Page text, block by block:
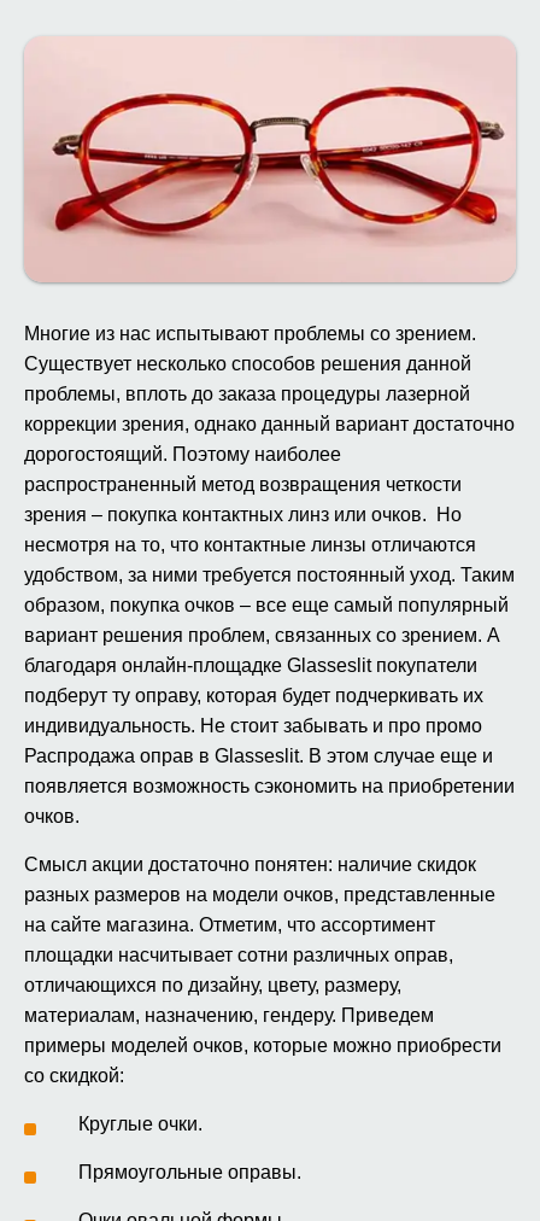
Многие из нас испытывают проблемы со зрением.
Существует несколько способов решения данной
проблемы, вплоть до заказа процедуры лазерной
коррекции зрения, однако данный вариант достаточно
дорогостоящий. Поэтому наиболее
распространенный метод возвращения четкости
зрения – покупка контактных линз или очков. Но
несмотря на то, что контактные линзы отличаются
удобством, за ними требуется постоянный уход. Таким
образом, покупка очков – все еще самый популярный
вариант решения проблем, связанных со зрением. А
благодаря онлайн-площадке Glasseslit покупатели
подберут ту оправу, которая будет подчеркивать их
индивидуальность. Не стоит забывать и про промо
Распродажа оправ в Glasseslit. В этом случае еще и
появляется возможность сэкономить на приобретении
очков.
Смысл акции достаточно понятен: наличие скидок
разных размеров на модели очков, представленные
на сайте магазина. Отметим, что ассортимент
площадки насчитывает сотни различных оправ,
отличающихся по дизайну, цвету, размеру,
материалам, назначению, гендеру. Приведем
примеры моделей очков, которые можно приобрести
со скидкой:
Круглые очки.
Прямоугольные оправы.